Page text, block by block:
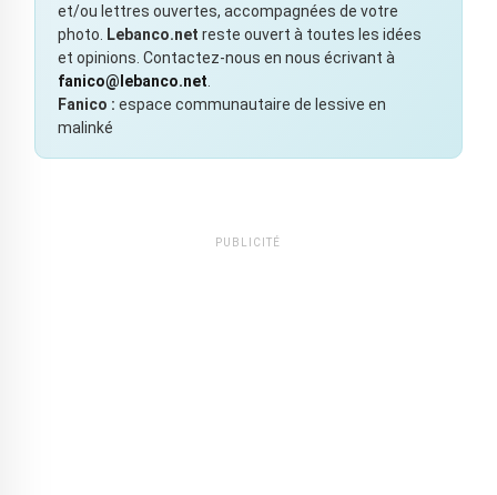
et/ou lettres ouvertes, accompagnées de votre
photo.
Lebanco.net reste ouvert à toutes les idées
et opinions. Contactez-nous en nous écrivant à
fanico@lebanco.net
Fanico : espace communautaire de lessive en
malinké
PUBLICITÉ